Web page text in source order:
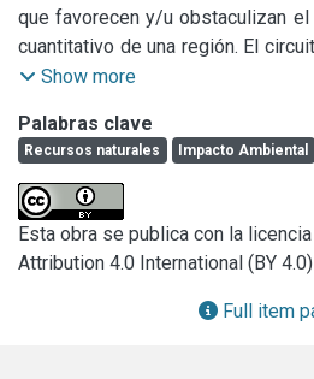
que favorecen y/u obstaculizan
cuantitativo de una región. El
Padres constituye uno de los
potencialmente apto para el
ubica al oeste del centro urbano,
cordón frutihortícola. Es necesario
ambiental del planeamiento
de la finitud de los recursos
ciudad para su desarrollo; para
capacidad de carga del área,
Show more
Palabras clave
Recursos naturales Impacto Ambiental
Esta obra se publica con la
Attribution 4.0 International (BY 4.0)
Full item